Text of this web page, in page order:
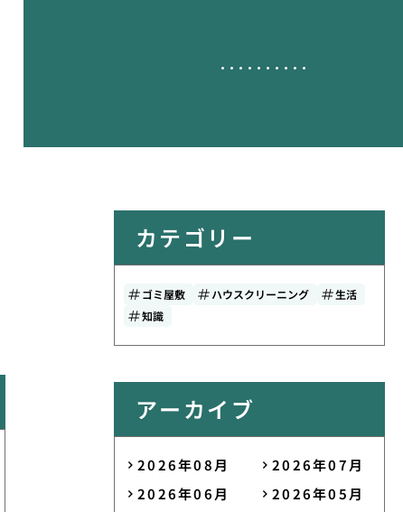
カテゴリー
ゴミ屋敷 ハウスクリーニング
生活
知識
アーカイブ
2026年08月
2026年07月
2026年06月
2026年05月